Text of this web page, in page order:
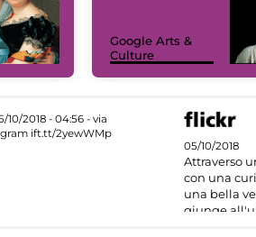
Google Arts &
Culture
05/10/2018
Attraverso
con una
una bella
giunge